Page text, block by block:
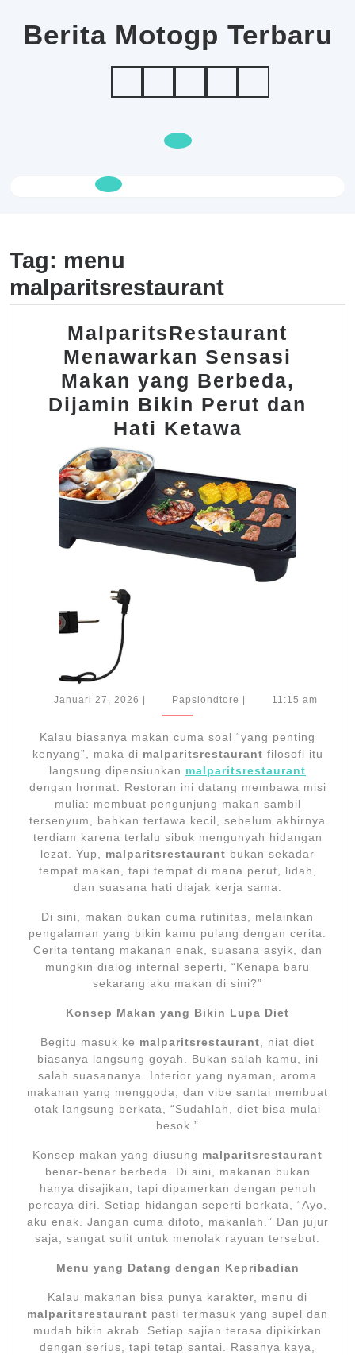
contentBerita Motogp Terbaru
Open
Tag: menu
malparitsrestaurant
MalparitsRestaurant
Menawarkan Sensasi
Makan yang Berbeda,
Dijamin Bikin Perut dan
Hati Ketawa
Sensasi
Makan
yang
Berbeda,
Dijamin
Januari 27, 2026 JanuariPapsiondtore Papsiondtore
11:15 am
Kalau biasanya makan cuma soal “yang penting
kenyang”, maka di malparitsrestaurant filosofi itu
langsung dipensiunkan malparitsrestaurant
dengan hormat. Restoran ini datang membawa misi
mulia: membuat pengunjung makan sambil
tersenyum, bahkan tertawa kecil, sebelum akhirnya
terdiam karena terlalu sibuk mengunyah hidangan
lezat. Yup, malparitsrestaurant bukan sekadar
tempat makan, tapi tempat di mana perut, lidah,
dan suasana hati diajak kerja sama.
Di sini, makan bukan cuma rutinitas, melainkan
pengalaman yang bikin kamu pulang dengan cerita.
Cerita tentang makanan enak, suasana asyik, dan
mungkin dialog internal seperti, “Kenapa baru
sekarang aku makan di sini?”
Konsep Makan yang Bikin Lupa Diet
Begitu masuk ke malparitsrestaurant, niat diet
biasanya langsung goyah. Bukan salah kamu, ini
salah suasananya. Interior yang nyaman, aroma
makanan yang menggoda, dan vibe santai membuat
otak langsung berkata, “Sudahlah, diet bisa mulai
besok.”
Konsep makan yang diusung malparitsrestaurant
benar-benar berbeda. Di sini, makanan bukan
hanya disajikan, tapi dipamerkan dengan penuh
percaya diri. Setiap hidangan seperti berkata, “Ayo,
aku enak. Jangan cuma difoto, makanlah.” Dan jujur
saja, sangat sulit untuk menolak rayuan tersebut.
Menu yang Datang dengan Kepribadian
Kalau makanan bisa punya karakter, menu di
malparitsrestaurant pasti termasuk yang supel dan
mudah bikin akrab. Setiap sajian terasa dipikirkan
dengan serius, tapi tetap santai. Rasanya kaya,